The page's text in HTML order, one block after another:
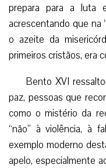
prepara para a luta
acrescentando que na
o azeite da
primeiros cristãos, era
Bento XVI
paz, pessoas que
como o mistério da
“não” à violência, à
exemplo moderno
apelo, especialmente